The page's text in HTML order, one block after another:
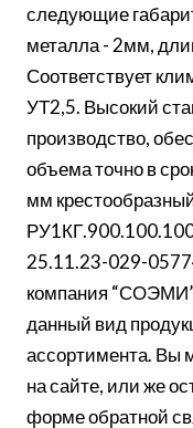
следующие
металла - 2мм,
Соответствует
УТ2,5. Высокий
производство,
объема точно в
мм
25.11.23-029-
компания “СОЭМИ”
данный вид
ассортимента. Вы
на сайте, или же
форме обратной